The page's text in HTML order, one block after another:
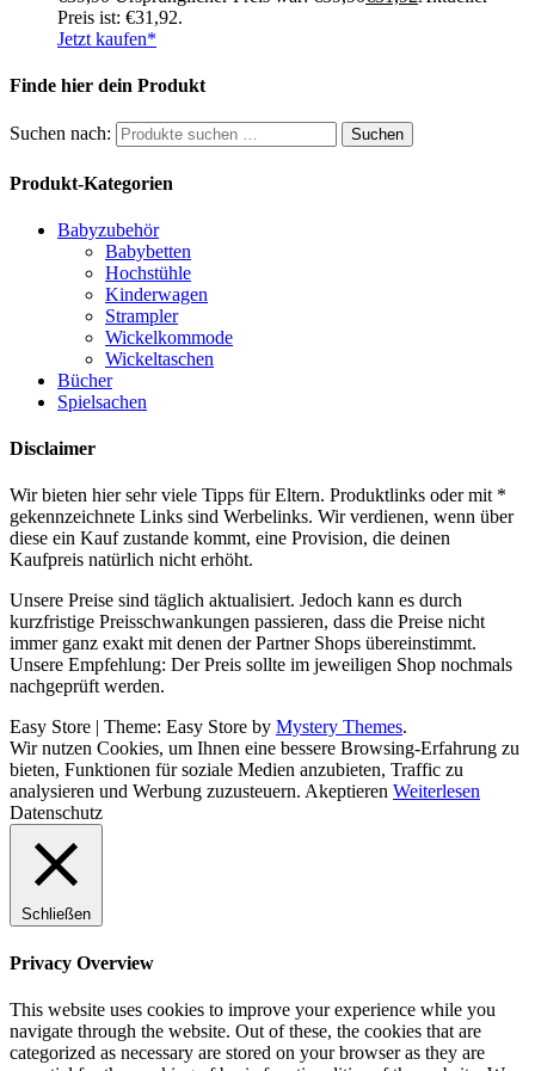
Preis ist: €31,92.
Jetzt kaufen*
Finde hier dein Produkt
Suchen nach: Suchen
Produkt-Kategorien
Babyzubehör
Babybetten
Hochstühle
Kinderwagen
Strampler
Wickelkommode
Wickeltaschen
Bücher
Spielsachen
Disclaimer
Wir bieten hier sehr viele Tipps für Eltern. Produktlinks oder mit *
gekennzeichnete Links sind Werbelinks. Wir verdienen, wenn über
diese ein Kauf zustande kommt, eine Provision, die deinen
Kaufpreis natürlich nicht erhöht.
Unsere Preise sind täglich aktualisiert. Jedoch kann es durch
kurzfristige Preisschwankungen passieren, dass die Preise nicht
immer ganz exakt mit denen der Partner Shops übereinstimmt.
Unsere Empfehlung: Der Preis sollte im jeweiligen Shop nochmals
nachgeprüft werden.
Easy Store | Theme: Easy Store by Mystery Themes.
Wir nutzen Cookies, um Ihnen eine bessere Browsing-Erfahrung zu
bieten, Funktionen für soziale Medien anzubieten, Traffic zu
analysieren und Werbung zuzusteuern. Akeptieren Weiterlesen
Datenschutz
Schließen
Privacy Overview
This website uses cookies to improve your experience while you
navigate through the website. Out of these, the cookies that are
categorized as necessary are stored on your browser as they are